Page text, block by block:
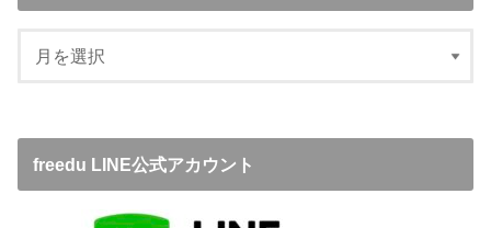
freedu LINE公式アカウント